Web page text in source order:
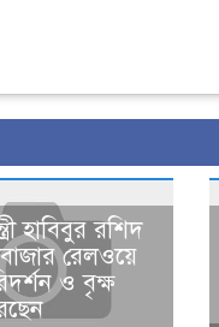
হাবিবুর রশিদ
রেলওয়ে
ও বৃক্ষ